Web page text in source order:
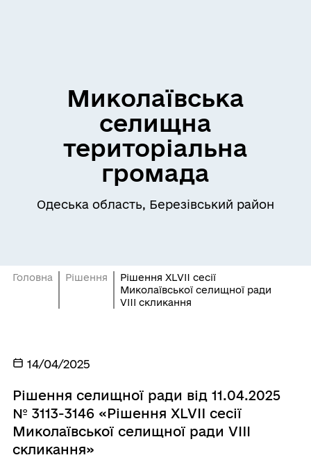
Миколаївська
селищна
територіальна
громада
Одеська область, Березівський район
Головна Рішення
Рішення XLVII сесії
Миколаївської селищної ради
VIII скликання
14/04/2025
Рішення селищної ради від 11.04.2025
№ 3113-3146 «Рішення XLVII сесії
Миколаївської селищної ради VIII
скликання»